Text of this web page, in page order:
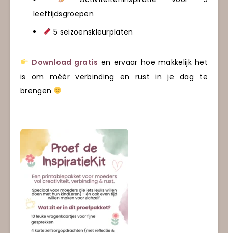
leeftijdsgroepen
5 seizoenskleurplaten
Download gratis en ervaar hoe makkelijk het
is om méér verbinding en rust in je dag te
brengen